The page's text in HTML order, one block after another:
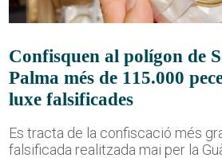
Confisquen al polígon de
Palma més de 115.000
luxe falsificades
Es tracta de la confiscació més
falsificada realitzada mai per la